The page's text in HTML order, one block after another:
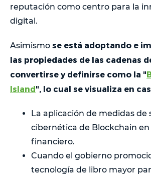
reputación como centro para la
digital.
Asimismo se está adoptando e
las propiedades de las cadenas
convertirse y definirse como la "
Island", lo cual se visualiza en
La aplicación de medidas de
cibernética de Blockchain en
financiero.
Cuando el gobierno
tecnología de libro mayor